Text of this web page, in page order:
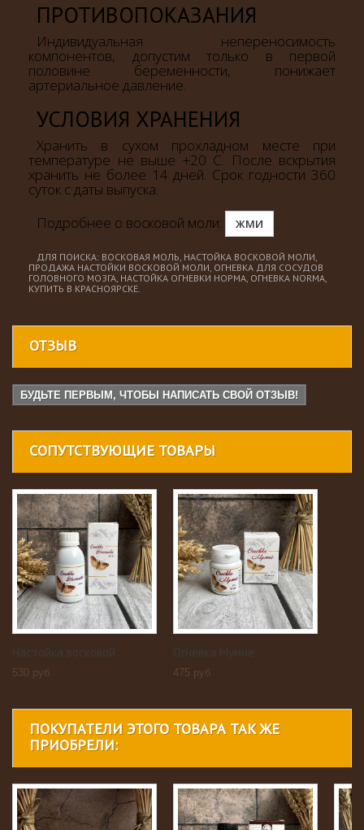
ПРОТИВОПОКАЗАНИЯ
Индивидуальная непереносимость
компонентов, допустим только в первой
половине беременности, понижает
артериальное давление.
УСЛОВИЯ ХРАНЕНИЯ
Хранить в сухом прохладном месте при
температуре не выше +20 С. После вскрытия
хранить не более 14 дней. Срок годности 360
суток с даты выпуска.
Подробнее о восковой моли:
ЖМИ
ДЛЯ ПОИСКА: ВОСКОВАЯ МОЛЬ, НАСТОЙКА ВОСКОВОЙ МОЛИ,
ПРОДАЖА НАСТОЙКИ ВОСКОВОЙ МОЛИ, ОГНЕВКА ДЛЯ СОСУДОВ
ГОЛОВНОГО МОЗГА, НАСТОЙКА ОГНЕВКИ НОРМА, ОГНЕВКА NORMA,
КУПИТЬ В КРАСНОЯРСКЕ.
ОТЗЫВ
БУДЬТЕ ПЕРВЫМ, ЧТОБЫ НАПИСАТЬ СВОЙ ОТЗЫВ!
СОПУТСТВУЮЩИЕ ТОВАРЫ
Настойка восковой...
530 руб
Огневка Мумие
475 руб
ПОКУПАТЕЛИ ЭТОГО ТОВАРА ТАК ЖЕ
ПРИОБРЕЛИ: